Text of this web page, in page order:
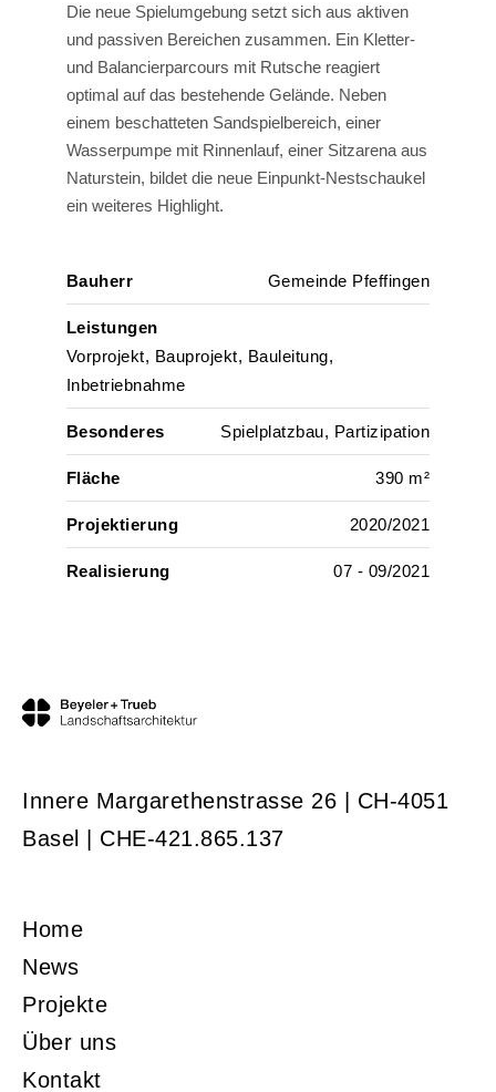
Die neue Spielumgebung setzt sich aus aktiven
und passiven Bereichen zusammen. Ein Kletter-
und Balancierparcours mit Rutsche reagiert
optimal auf das bestehende Gelände. Neben
einem beschatteten Sandspielbereich, einer
Wasserpumpe mit Rinnenlauf, einer Sitzarena aus
Naturstein, bildet die neue Einpunkt-Nestschaukel
ein weiteres Highlight.
Bauherr Gemeinde Pfeffingen
Leistungen
Vorprojekt, Bauprojekt, Bauleitung,
Inbetriebnahme
Besonderes Spielplatzbau, Partizipation
Fläche 390 m²
Projektierung 2020/2021
Realisierung 07 - 09/2021
Innere Margarethenstrasse 26 | CH-4051
Basel | CHE-421.865.137
Home
News
Projekte
Über uns
Kontakt